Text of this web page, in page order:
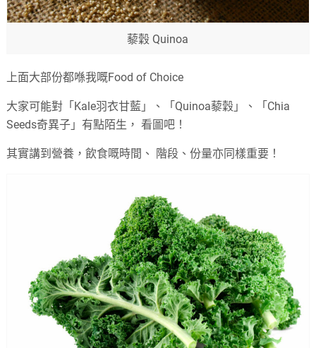
藜穀 Quinoa
上面大部份都喺我嘅Food of Choice
大家可能對「Kale羽衣甘藍」、「Quinoa藜穀」、「Chia
Seeds奇異子」有點陌生， 看圖吧！
其實講到營養，飲食嘅時間、 階段、份量亦同樣重要！